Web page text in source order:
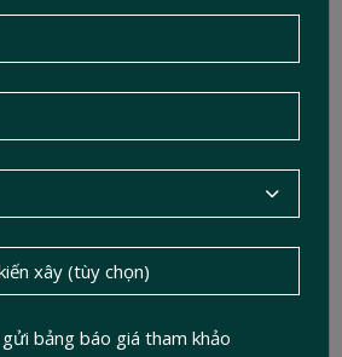
Đức Tín cung cấp ba gói phổ biến:
ở gia đình, chi phí tiết kiệm, sử dụng
bảo công năng.
gia đình chú trọng thẩm mỹ, độ bền,
liệu và thiết kế hơn.
không gian.
số này không cố định – nhưng với bản
bảng báo giá tham khảo